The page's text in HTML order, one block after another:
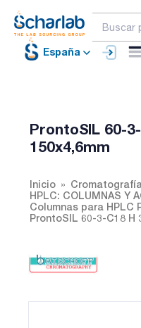
España
ProntoSIL 60-
150x4,6mm
Inicio
HPLC: COLUMNAS Y
Columnas para HPLC
ProntoSIL 60-3-C18 H